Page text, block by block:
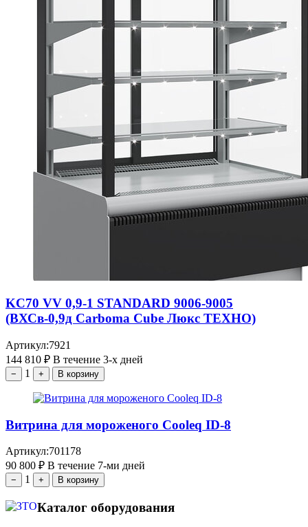
KC70 VV 0,9-1 STANDARD 9006-9005
(ВХСв-0,9д Carboma Cube Люкс ТЕХНО)
Артикул:7921
144 810 ₽ В течение 3-х дней
− 1 + В корзину
Витрина для мороженого Cooleq ID-8
Артикул:701178
90 800 ₽ В течение 7-ми дней
− 1 + В корзину
Каталог оборудования